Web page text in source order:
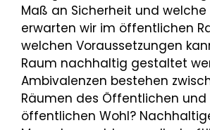
Maß an Sicherheit und welche
erwarten wir im öffentlichen
welchen Voraussetzungen
Raum nachhaltig gestaltet
Ambivalenzen bestehen
Räumen des Öffentlichen
öffentlichen Wohl?